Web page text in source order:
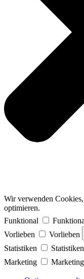
Wir verwenden
optimieren.
Funktional
Vorlieben
Vorlieben
Statistiken
Statistiken
Marketing
Marketing